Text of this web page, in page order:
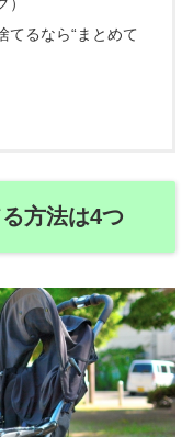
てるなら“まとめて
方法は4つ